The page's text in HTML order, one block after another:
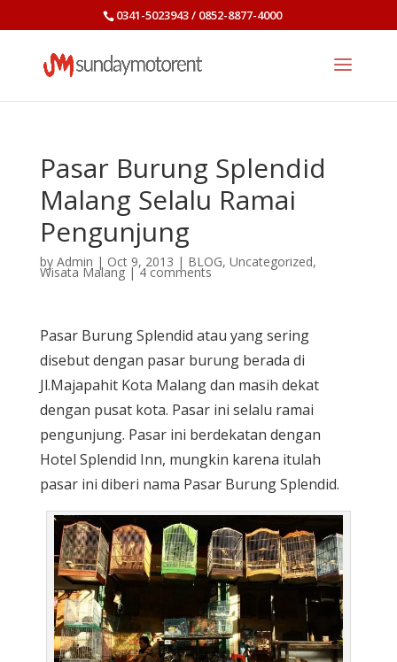
0341-5023943 / 0852-8877-4000
Pasar Burung Splendid
Malang Selalu Ramai
Pengunjung
by Admin | Oct 9, 2013 | BLOG, Uncategorized,
Wisata Malang|4 comments
Pasar Burung Splendid atau yang sering
disebut dengan pasar burung berada di
Jl.Majapahit Kota Malang dan masih dekat
dengan pusat kota. Pasar ini selalu ramai
pengunjung. Pasar ini berdekatan dengan
Hotel Splendid Inn, mungkin karena itulah
pasar ini diberi nama Pasar Burung Splendid.